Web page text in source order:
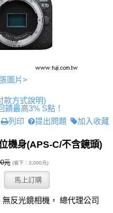
圖片>
款方式說明)
饋最高3% S點！
列印
提出問題 加入收藏
機身(APS-C/不含鏡頭)
元 (省下：3,000元)
反光鏡相機， 總代理公司